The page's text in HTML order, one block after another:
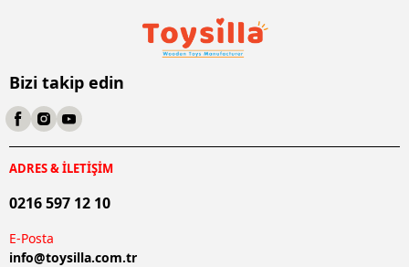
Bizi takip edin
ADRES & İLETİŞİM
0216 597 12 10
E-Posta
info@toysilla.com.tr